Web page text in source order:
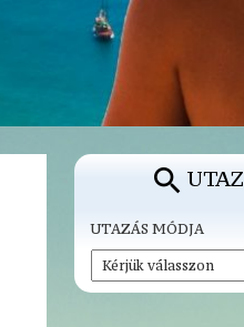
UTAZÁS MÓDJA